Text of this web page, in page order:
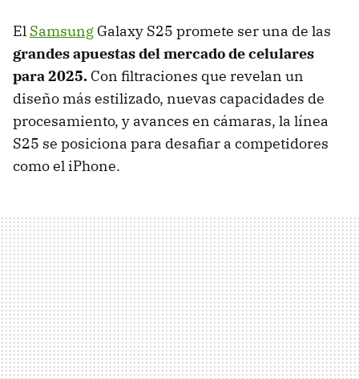
El Samsung Galaxy S25 promete ser una de las
grandes apuestas del mercado de celulares
para 2025. Con filtraciones que revelan un
diseño más estilizado, nuevas capacidades de
procesamiento, y avances en cámaras, la línea
S25 se posiciona para desafiar a competidores
como el iPhone.